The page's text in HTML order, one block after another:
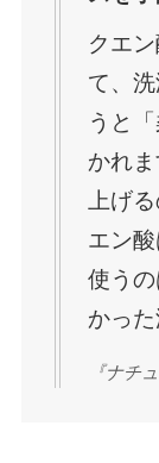
クエ
て、
うと
かれ
上げ
エン
使う
かっ
『ナチ